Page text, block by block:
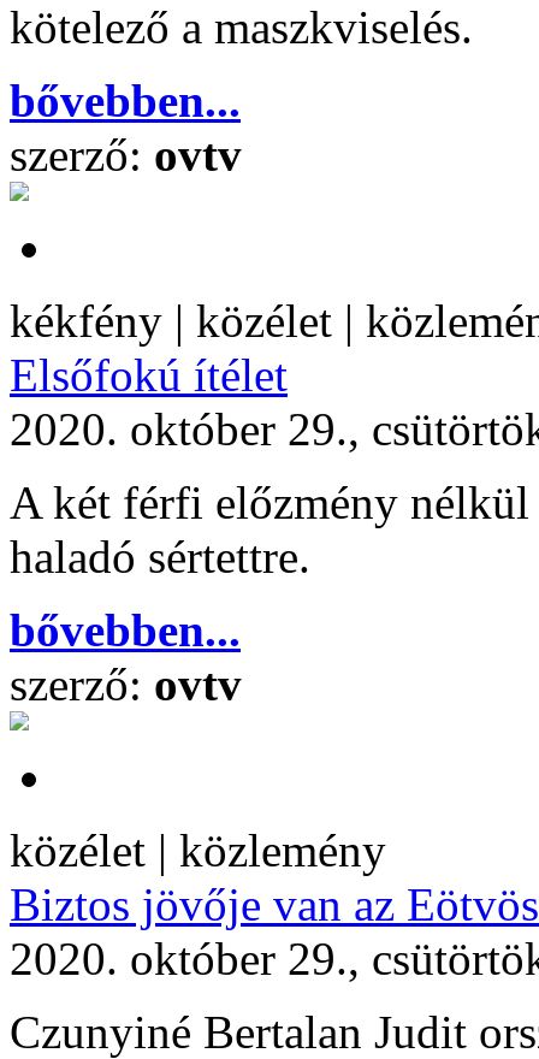
kötelező a maszkviselés.
bővebben...
szerző: ovtv
kékfény | közélet |
Elsőfokú ítélet
2020. október 29.,
A két férfi előzmény
haladó sértettre.
bővebben...
szerző: ovtv
közélet | közlemény
Biztos jövője van az
2020. október 29.,
Czunyiné Bertalan Judit